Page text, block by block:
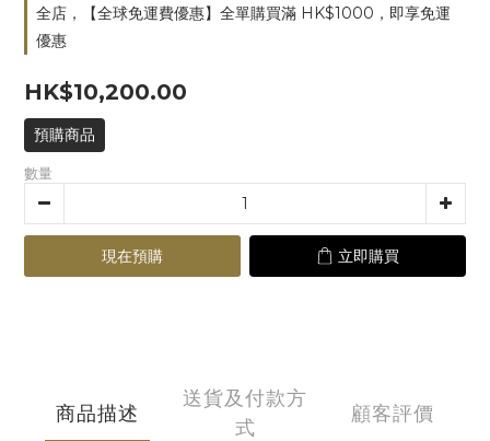
全店，【全球免運費優惠】全單購買滿 HK$1000，即享免運
優惠
HK$10,200.00
預購商品
數量
現在預購 立即購買
商品描述
送貨及付款方
式
顧客評價